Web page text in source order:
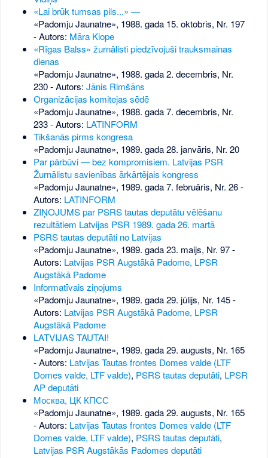
«Lai brūk tumsas pils...» —
«Padomju Jaunatne», 1988. gada 15. oktobris, Nr. 197
- Autors: Māra Kiope
«Rīgas Balss» žurnālisti piedzīvojuši trauksmainas
dienas
«Padomju Jaunatne», 1988. gada 2. decembris, Nr.
230- Autors: Jānis Rimšāns
Organizācijas komitejas sēdē
«Padomju Jaunatne», 1988. gada 7. decembris, Nr.
233- Autors: LATINFORM
Tikšanās pirms kongresa
«Padomju Jaunatne», 1989. gada 28. janvāris, Nr. 20
Par pārbūvi — bez kompromisiem. Latvijas PSR
Žurnālistu savienības ārkārtējais kongress
«Padomju Jaunatne», 1989. gada 7. februāris, Nr. 26-
Autors: LATINFORM
ZIŅOJUMS par PSRS tautas deputātu vēlēšanu
rezultātiem Latvijas PSR 1989. gada 26. martā
PSRS tautas deputāti no Latvijas
«Padomju Jaunatne», 1989. gada 23. maijs, Nr. 97-
Autors: Latvijas PSR Augstākā Padome, LPSR
Augstākā Padome
Informatīvais ziņojums
«Padomju Jaunatne», 1989. gada 29. jūlijs, Nr. 145-
Autors: Latvijas PSR Augstākā Padome, LPSR
Augstākā Padome
LATVIJAS TAUTAI!
«Padomju Jaunatne», 1989. gada 29. augusts, Nr. 165
- Autors: Latvijas Tautas frontes Domes valde (LTF
Domes valde, LTF valde), PSRS tautas deputāti, LPSR
AP deputāti
Москва, ЦК КПСС
«Padomju Jaunatne», 1989. gada 29. augusts, Nr. 165
- Autors: Latvijas Tautas frontes Domes valde (LTF
Domes valde, LTF valde), PSRS tautas deputāti,
Latvijas PSR Augstākās Padomes deputāti